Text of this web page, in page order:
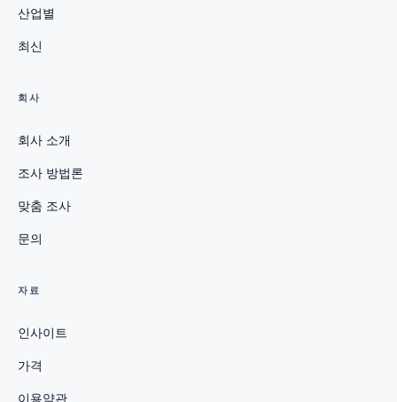
산업별
최신
회사
회사 소개
조사 방법론
맞춤 조사
문의
자료
인사이트
가격
이용약관